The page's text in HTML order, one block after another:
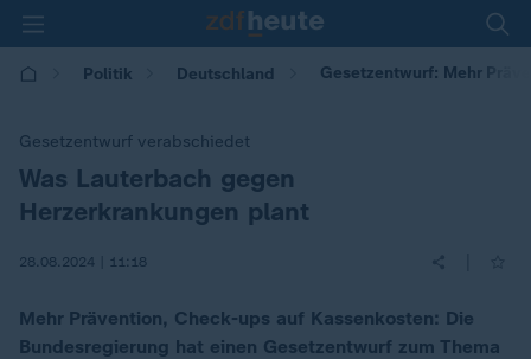
Politik Deutschland Gesetzentwurf: Mehr
Gesetzentwurf verabschiedet
:
Was Lauterbach gegen
Herzerkrankungen plant
28.08.2024 | 11:18
Mehr Prävention, Check-ups auf Kassenkosten: Die
Bundesregierung hat einen Gesetzentwurf zum Thema